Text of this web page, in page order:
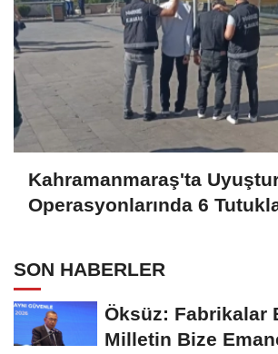
Kahramanmaraş'ta
Operasyonlarında 6
SON HABERLER
Öksüz: Fabrikalar
Milletin Bize